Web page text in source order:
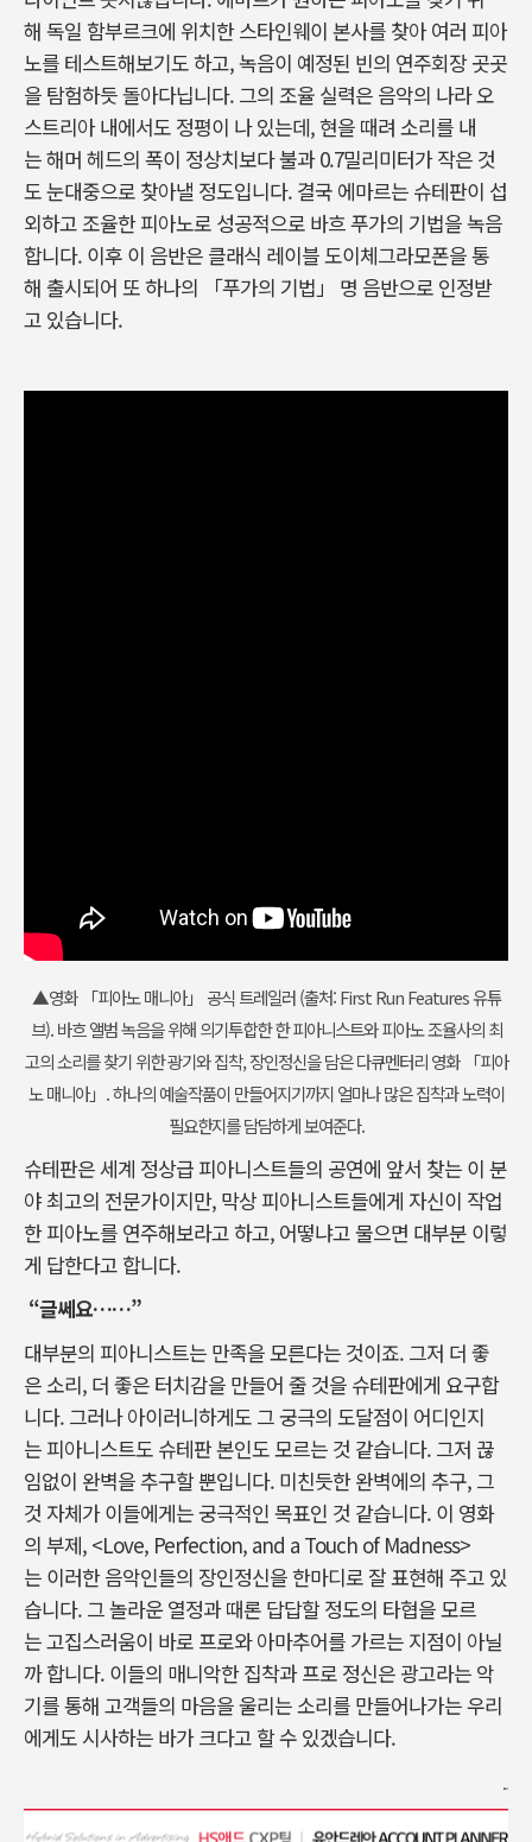
해 독일 함부르크에 위치한 스타인웨이 본사를 찾아 여러 피아
노를 테스트해보기도 하고, 녹음이 예정된 빈의 연주회장 곳곳
을 탐험하듯 돌아다닙니다. 그의 조율 실력은 음악의 나라 오
스트리아 내에서도 정평이 나 있는데, 현을 때려 소리를 내
는 해머 헤드의 폭이 정상치보다 불과 0.7밀리미터가 작은 것
도 눈대중으로 찾아낼 정도입니다. 결국 에마르는 슈테판이 섭
외하고 조율한 피아노로 성공적으로 바흐 푸가의 기법을 녹음
합니다. 이후 이 음반은 클래식 레이블 도이체그라모폰을 통
해 출시되어 또 하나의 「푸가의 기법」 명 음반으로 인정받
고 있습니다.
▲영화 「피아노 매니아」 공식 트레일러 (출처: First Run Features 유튜
브). 바흐 앨범 녹음을 위해 의기투합한 한 피아니스트와 피아노 조율사의 최
고의 소리를 찾기 위한 광기와 집착, 장인정신을 담은 다큐멘터리 영화 「피아
노 매니아」. 하나의 예술작품이 만들어지기까지 얼마나 많은 집착과 노력이
필요한지를 담담하게 보여준다.
슈테판은 세계 정상급 피아니스트들의 공연에 앞서 찾는 이 분
야 최고의 전문가이지만, 막상 피아니스트들에게 자신이 작업
한 피아노를 연주해보라고 하고, 어떻냐고 물으면 대부분 이렇
게 답한다고 합니다.
“글쎄요……”
대부분의 피아니스트는 만족을 모른다는 것이죠. 그저 더 좋
은 소리, 더 좋은 터치감을 만들어 줄 것을 슈테판에게 요구합
니다. 그러나 아이러니하게도 그 궁극의 도달점이 어디인지
는 피아니스트도 슈테판 본인도 모르는 것 같습니다. 그저 끊
임없이 완벽을 추구할 뿐입니다. 미친듯한 완벽에의 추구, 그
것 자체가 이들에게는 궁극적인 목표인 것 같습니다. 이 영화
의 부제, <Love, Perfection, and a Touch of Madness>
는 이러한 음악인들의 장인정신을 한마디로 잘 표현해 주고 있
습니다. 그 놀라운 열정과 때론 답답할 정도의 타협을 모르
는 고집스러움이 바로 프로와 아마추어를 가르는 지점이 아닐
까 합니다. 이들의 매니악한 집착과 프로 정신은 광고라는 악
기를 통해 고객들의 마음을 울리는 소리를 만들어나가는 우리
에게도 시사하는 바가 크다고 할 수 있겠습니다.